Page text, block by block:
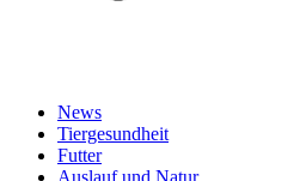
News
Tiergesundheit
Futter
Auslauf und Natur